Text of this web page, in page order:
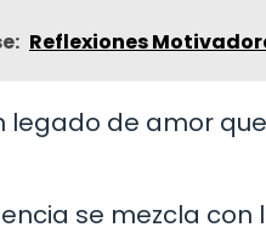
Reflexiones
legado de amor
se mezcla